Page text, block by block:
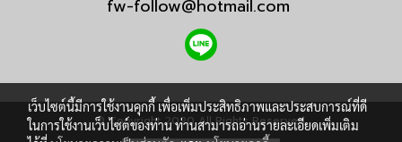
fw-follow@hotmail.com
© Copyright 2020 All Rights Reserved.
เว็บไซต์นี้มีการใช้งานคุกกี้ เพื่อเพิ่มประสิทธิภาพและประสบการณ์ที่ดี
ในการใช้งานเว็บไซต์ของท่าน ท่านสามารถอ่านรายละเอียดเพิ่มเติม